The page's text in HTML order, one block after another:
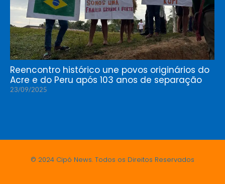
Reencontro histórico une povos originários do
Acre e do Peru após 103 anos de separação
23/09/2025
© 2024 Cipó News. Todos os Direitos Reservados